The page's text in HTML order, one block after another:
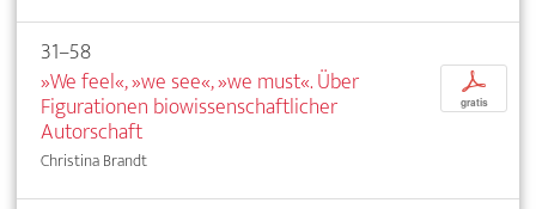
31–58
»We feel«, »we see«, »we must«. Über
Figurationen biowissenschaftlicher
Autorschaft
Christina Brandt
p
gratis